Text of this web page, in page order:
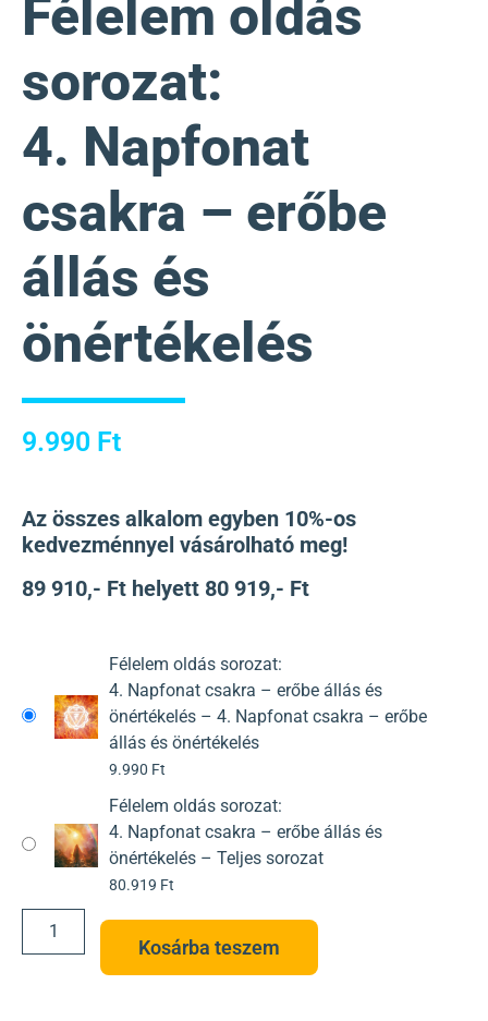
Félelem oldás
sorozat:
4. Napfonat
csakra – erőbe
állás és
önértékelés
9.990 Ft
Az összes alkalom egyben 10%-os
kedvezménnyel vásárolható meg!
89 910,- Ft helyett 80 919,- Ft
Félelem oldás sorozat:
4. Napfonat csakra – erőbe állás és
önértékelés – 4. Napfonat csakra – erőbe
állás és önértékelés
9.990 Ft
Félelem oldás sorozat:
4. Napfonat csakra – erőbe állás és
önértékelés – Teljes sorozat
80.919 Ft
Kosárba teszem